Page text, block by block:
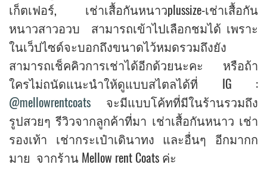
เก็ตเฟอร์, เช่าเสื้อกันหนาวplussize-เช่าเสื้อกัน
หนาวสาวอวบ สามารถเข้าไปเลือกชมได้ เพราะ
ในเว็ปไซด์จะบอกถึงขนาดไว้หมดรวมถึงยัง
สามารถเช็คคิวการเช่าได้อีกด้วยนะคะ หรือถ้า
ใครไม่ถนัดแนะนำให้ดูแบบสไตลได้ที่ IG :
@mellowrentcoats จะมีแบบโค้ทที่มีในร้านรวมถึง
รูปสวยๆ รีวิวจากลูกค้าที่มา เช่าเสื้อกันหนาว เช่า
รองเท้า เช่ากระเป๋าเดินาทง และอื่นๆ อีกมากก
มาย จากร้าน Mellow rent Coats ค่ะ